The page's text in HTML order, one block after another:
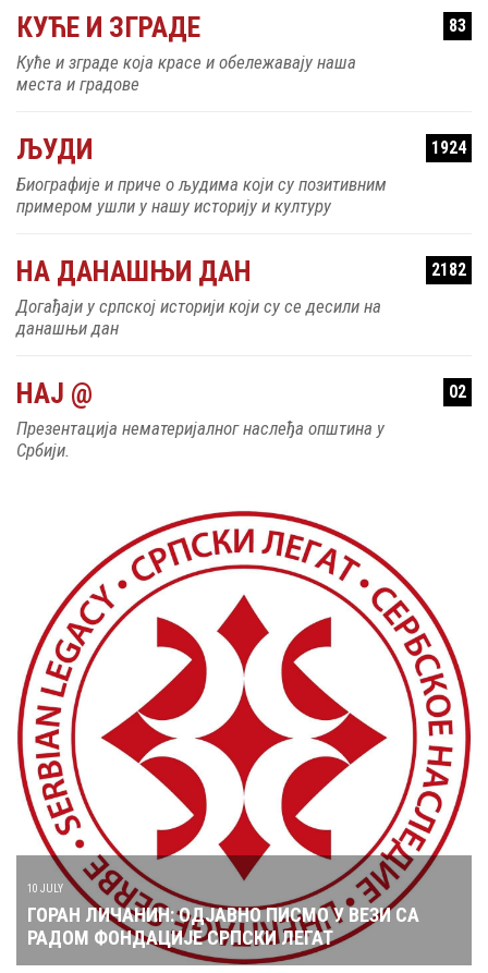
места и градове
ЉУДИ
примером ушли у нашу историју и културу
НА ДАНАШЊИ ДАН
данашњи дан
НАЈ @
Србији.
10 JULY
ГОРАН ЛИЧАНИН: ОДЈАВНО ПИСМО У ВЕЗИ СА
РАДОМ ФОНДАЦИЈЕ СРПСКИ ЛЕГАТ